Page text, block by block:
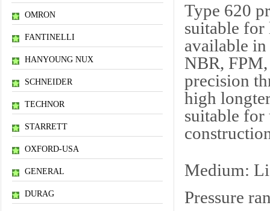
OMRON
FANTINELLI
HANYOUNG NUX
SCHNEIDER
TECHNOR
STARRETT
OXFORD-USA
GENERAL
DURAG
Type 620
suitable for
available
NBR,
precision
high
suit­able for
Medium:
Pressure